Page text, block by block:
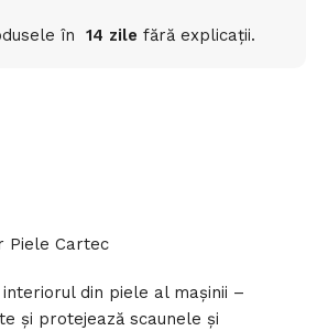
în 14 zile fără explicații.
Piele Cartec
din piele al mașinii –
și protejează scaunele și